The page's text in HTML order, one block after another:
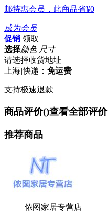
邮特惠会员，此商品省¥0
成为会员
促销 领取
选择颜色 尺寸
请选择收货地址
上海|快递： 免运费
支持极速退款
商品评价()查看全部评价
推荐商品
侬图家居专营店